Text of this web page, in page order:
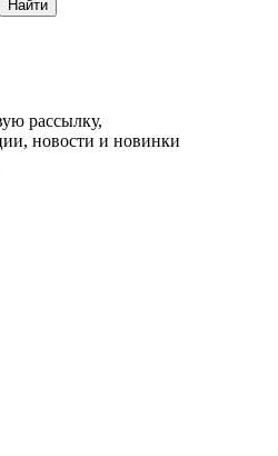
рассылку,
новости и новинки